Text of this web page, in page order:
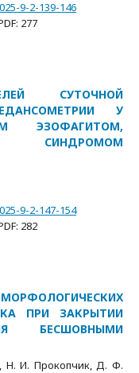
9-2-139-146
277
СУТОЧНОЙ
У
ЭЗОФАГИТОМ,
СИНДРОМОМ
9-2-147-154
282
ПРИ ЗАКРЫТИИ
БЕСШОВНЫМИ
Н. И. Прокопчик, Д. Ф.